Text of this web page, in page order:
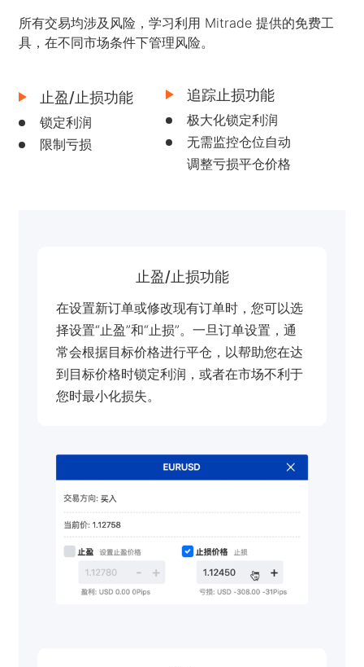
Español
Português
Polski
Tiếng việt
Bahasa Indonesia
Bahasa Melayu
所有交易均涉及风险，学习利用 Mitrade 提供的免费工
具，在不同市场条件下管理风险。
止盈/止损功能
锁定利润
限制亏损
追踪止损功能
极大化锁定利润
无需监控仓位自动
调整亏损平仓价格
止盈/止损功能
在设置新订单或修改现有订单时，您可以选
择设置“止盈”和“止损”。一旦订单设置，通
常会根据目标价格进行平仓，以帮助您在达
到目标价格时锁定利润，或者在市场不利于
您时最小化损失。